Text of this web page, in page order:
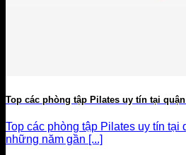
Top các phòng tập Pilates uy tín tại
Top các phòng tập Pilates uy tín tại
những năm gần [...]